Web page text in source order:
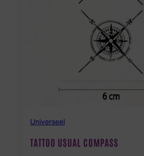
Universeel
TATTOO USUAL COMPASS